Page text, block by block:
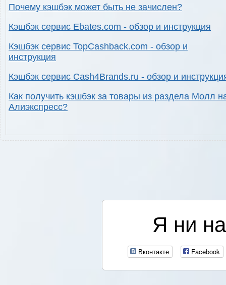
Почему кэшбэк может быть не зачислен?
Кэшбэк сервис Ebates.com - обзор и инструкция
Кэшбэк сервис TopCashback.com - обзор и
инструкция
Кэшбэк сервис Cash4Brands.ru - обзор и
Как получить кэшбэк за товары из раздела Молл
Алиэкспресс?
Я ни
Вконтакте Facebook